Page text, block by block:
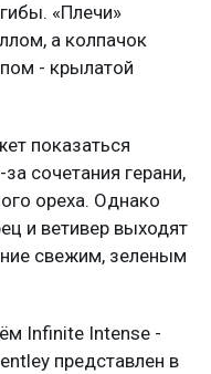
«Плечи»
а колпачок
- крылатой
показаться
сочетания герани,
ореха. Однако
и ветивер выходят
свежим, зеленым
Infinite Intense -
представлен в